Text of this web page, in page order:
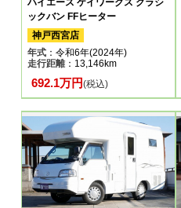
ックバン FFヒーター
神戸西宮店
年式 ：令和6年(2024年)
走行距離：13,146km
692.1万円(税込)